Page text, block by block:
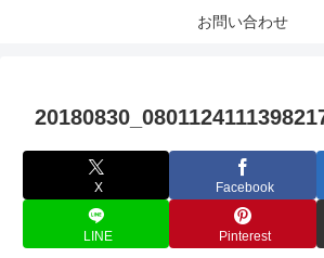
お問い合わせ
X Facebook
LINE Pinterest